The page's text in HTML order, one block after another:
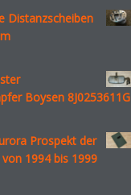
Distanzscheiben
Boysen 8J0253611G
Prospekt der
1994 bis 1999